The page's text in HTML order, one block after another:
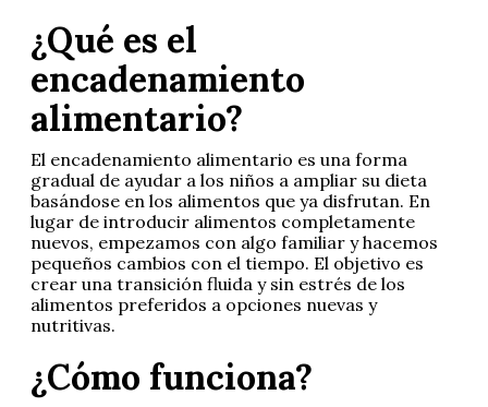
¿Qué es el
encadenamiento
alimentario?
El encadenamiento alimentario es una forma
gradual de ayudar a los niños a ampliar su dieta
basándose en los alimentos que ya disfrutan. En
lugar de introducir alimentos completamente
nuevos, empezamos con algo familiar y hacemos
pequeños cambios con el tiempo. El objetivo es
crear una transición fluida y sin estrés de los
alimentos preferidos a opciones nuevas y
nutritivas.
¿Cómo funciona?